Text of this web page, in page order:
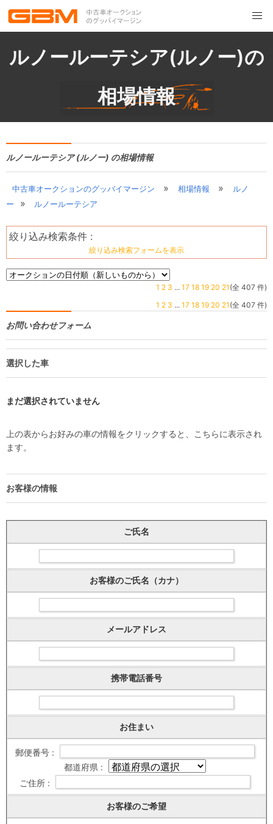
ルノールーテシア(ルノー)の
相場情報
ルノールーテシア (ルノー) の相場情報
中古車オークションのグッバイマージン » 相場情報 »
ルノ
ー
» ルノールーテシア
絞り込み検索条件 :
絞り込み検索フォームを表示
1 2 3 ... 17 18 19 20 21 (全 407 件)
1 2 3 ... 17 18 19 20 21 (全 407 件)
お問い合わせフォーム
選択した車
まだ選択されていません
上の表からお好みの車の情報をクリックすると、こちらに表示され
ます。
お客様の情報
ご氏名
お客様のご氏名（カナ）
メールアドレス
携帯電話番号
お住まい
郵便番号 :
都道府県 :
ご住所 :
お客様のご希望